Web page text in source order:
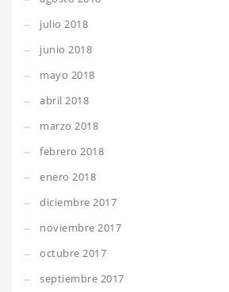
julio 2018
junio 2018
mayo 2018
abril 2018
marzo 2018
febrero 2018
enero 2018
diciembre 2017
noviembre 2017
octubre 2017
septiembre 2017